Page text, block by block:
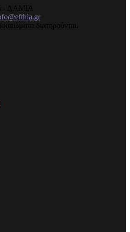
6 - ΛΑΜΙΑ
διατηρούνται.